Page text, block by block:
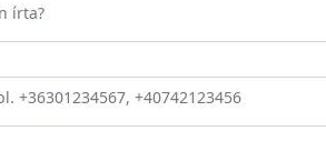
írta?
+36301234567, +40742123456